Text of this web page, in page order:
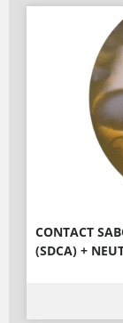
CONTACT
(SDCA) +